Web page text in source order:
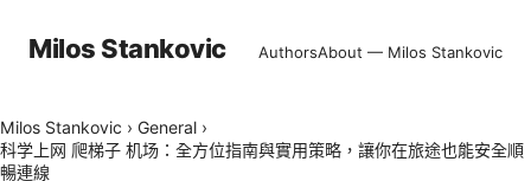
Milos Stankovic AuthorsAbout — Milos Stankovic
Milos Stankovic › General ›
科学上网 爬梯子 机场：全方位指南與實用策略，讓你在旅途也能安全順
暢連線